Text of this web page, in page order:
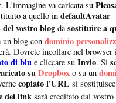
. L'immagine va caricata su
a quello in defaultAvatar
vostro blog dasostituire a
un blog con dominio
Dovrete incollare nel browser
di blu e cliccare su Invio. Si
suDropbox o su un
copiato l'URL si
dei link sarà ereditato dal